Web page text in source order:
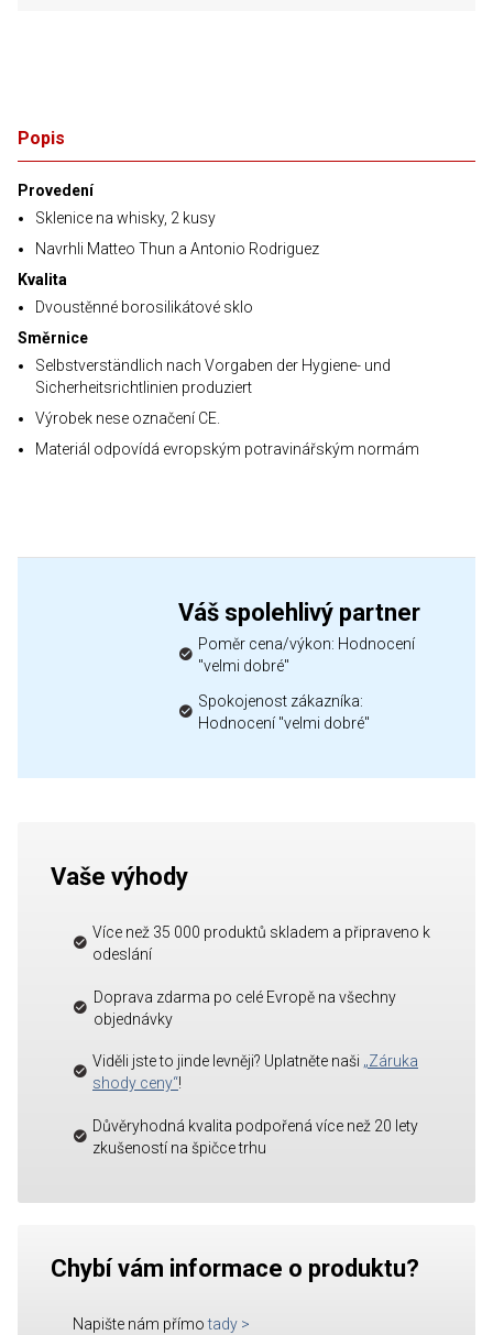
Popis
Provedení
Sklenice na whisky, 2 kusy
Navrhli Matteo Thun a Antonio Rodriguez
Kvalita
Dvoustěnné borosilikátové sklo
Směrnice
Selbstverständlich nach Vorgaben der Hygiene- und
Sicherheitsrichtlinien produziert
Výrobek nese označení CE.
Materiál odpovídá evropským potravinářským normám
Váš spolehlivý partner
Poměr cena/výkon: Hodnocení
"velmi dobré"
Spokojenost zákazníka:
Hodnocení "velmi dobré"
Vaše výhody
Více než 35 000 produktů skladem a připraveno k
odeslání
Doprava zdarma po celé Evropě na všechny
objednávky
Viděli jste to jinde levněji? Uplatněte naši „Záruka
shody ceny“!
Důvěryhodná kvalita podpořená více než 20 lety
zkušeností na špičce trhu
Chybí vám informace o produktu?
Napište nám přímo tady >